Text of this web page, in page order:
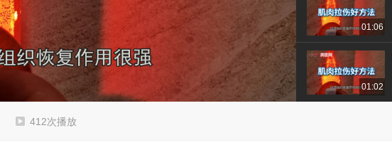
Video
01:06
01:02
412次播放